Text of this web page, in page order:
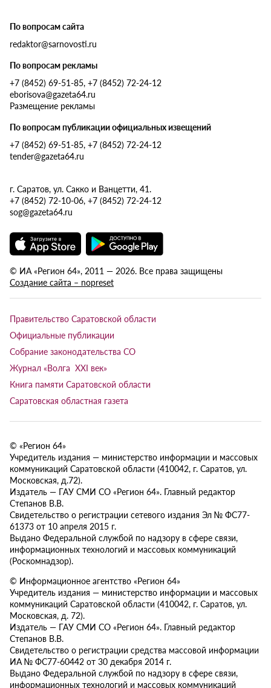
По вопросам сайта
redaktor@sarnovosti.ru
По вопросам рекламы
+7 (8452) 69-51-85, +7 (8452) 72-24-12
eborisova@gazeta64.ru
Размещение рекламы
По вопросам публикации официальных извещений
+7 (8452) 69-51-85, +7 (8452) 72-24-12
tender@gazeta64.ru
г. Саратов, ул. Сакко и Ванцетти, 41.
+7 (8452) 72-10-06, +7 (8452) 72-24-12
sog@gazeta64.ru
© ИА «Регион 64», 2011 — 2026. Все права защищены
Создание сайта – nopreset
Правительство Саратовской области
Официальные публикации
Собрание законодательства СО
Журнал «Волга XXI век»
Книга памяти Саратовской области
Саратовская областная газета
© «Регион 64»
Учредитель издания — министерство информации и массовых
коммуникаций Саратовской области (410042, г. Саратов, ул.
Московская, д.72).
Издатель — ГАУ СМИ СО «Регион 64». Главный редактор
Степанов В.В.
Свидетельство о регистрации сетевого издания Эл № ФС77-
61373 от 10 апреля 2015 г.
Выдано Федеральной службой по надзору в сфере связи,
информационных технологий и массовых коммуникаций
(Роскомнадзор).
© Информационное агентство «Регион 64»
Учредитель издания — министерство информации и массовых
коммуникаций Саратовской области (410042, г. Саратов, ул.
Московская, д. 72).
Издатель — ГАУ СМИ СО «Регион 64». Главный редактор
Степанов В.В.
Свидетельство о регистрации средства массовой информации
ИА № ФС77-60442 от 30 декабря 2014 г.
Выдано Федеральной службой по надзору в сфере связи,
информационных технологий и массовых коммуникаций